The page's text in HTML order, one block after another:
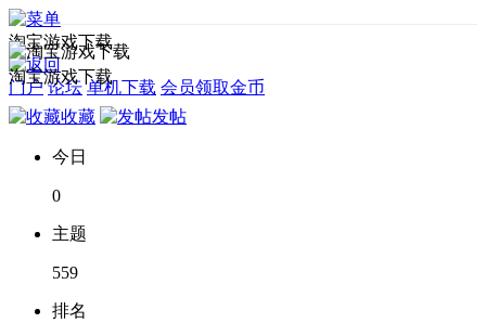
淘宝游戏下载
门户 论坛 单机下载 会员领取金币
淘宝游戏下载
收藏 发帖
今日
0
主题
559
排名